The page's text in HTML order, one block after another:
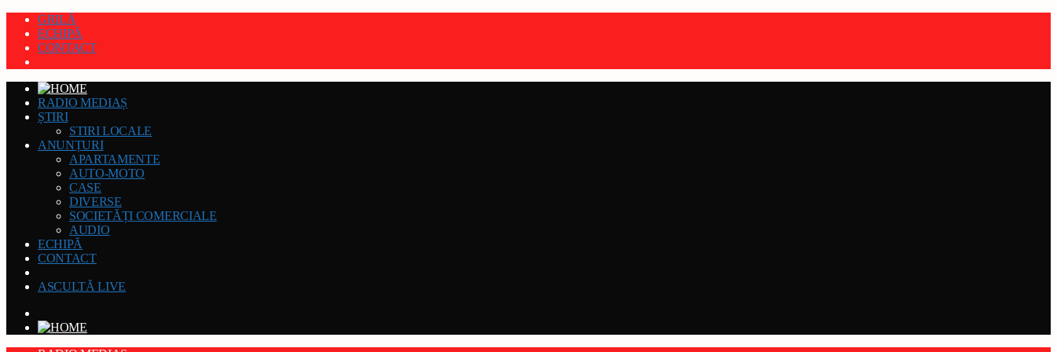
GRILĂ
ECHIPĂ
CONTACT
RADIO MEDIAȘ
ȘTIRI
STIRI LOCALE
ANUNȚURI
APARTAMENTE
AUTO-MOTO
CASE
DIVERSE
SOCIETĂȚI COMERCIALE
AUDIO
ECHIPĂ
CONTACT
ASCULTĂ LIVE